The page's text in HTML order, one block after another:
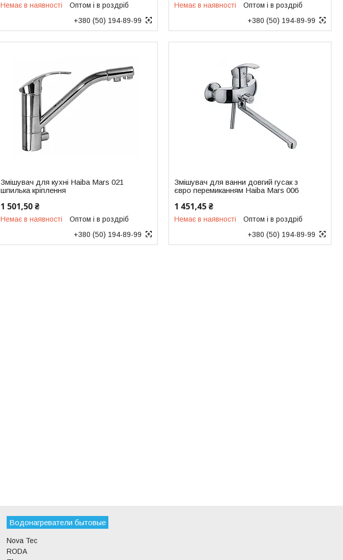
Немає в наявності
Оптом і в роздріб
+380 (50) 194-89-99
Немає в наявності
Оптом і в роздріб
+380 (50) 194-89-99
Змішувач для кухні Haiba Mars 021
шпилька кріплення
1 501,50 ₴
Немає в наявності
Оптом і в роздріб
+380 (50) 194-89-99
Змішувач для ванни довгий гусак з
євро перемиканням Haiba Mars 006
1 451,45 ₴
Немає в наявності
Оптом і в роздріб
+380 (50) 194-89-99
Водонагреватели бытовые
Nova Tec
RODA